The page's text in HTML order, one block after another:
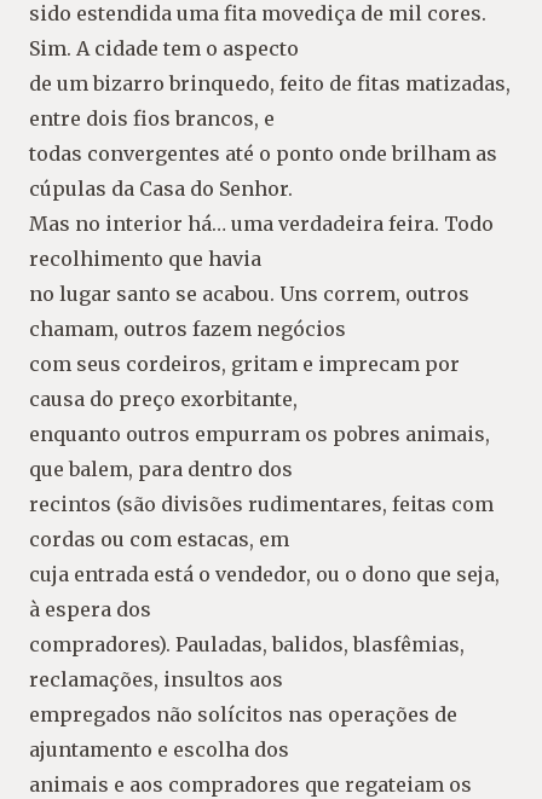
sido estendida uma fita movediça de mil cores.
Sim. A cidade tem o aspecto
de um bizarro brinquedo, feito de fitas matizadas,
entre dois fios brancos, e
todas convergentes até o ponto onde brilham as
cúpulas da Casa do Senhor.
Mas no interior há… uma verdadeira feira. Todo
recolhimento que havia
no lugar santo se acabou. Uns correm, outros
chamam, outros fazem negócios
com seus cordeiros, gritam e imprecam por
causa do preço exorbitante,
enquanto outros empurram os pobres animais,
que balem, para dentro dos
recintos (são divisões rudimentares, feitas com
cordas ou com estacas, em
cuja entrada está o vendedor, ou o dono que seja,
à espera dos
compradores). Pauladas, balidos, blasfêmias,
reclamações, insultos aos
empregados não solícitos nas operações de
ajuntamento e escolha dos
animais e aos compradores que regateiam os